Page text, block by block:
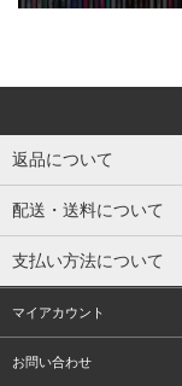
返品について
配送・送料について
支払い方法について
マイアカウント
お問い合わせ